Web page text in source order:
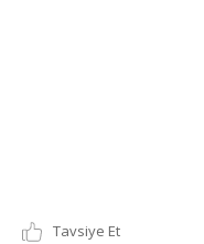
Tavsiye Et